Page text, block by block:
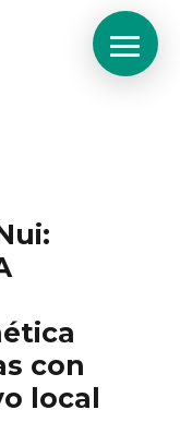
con
local